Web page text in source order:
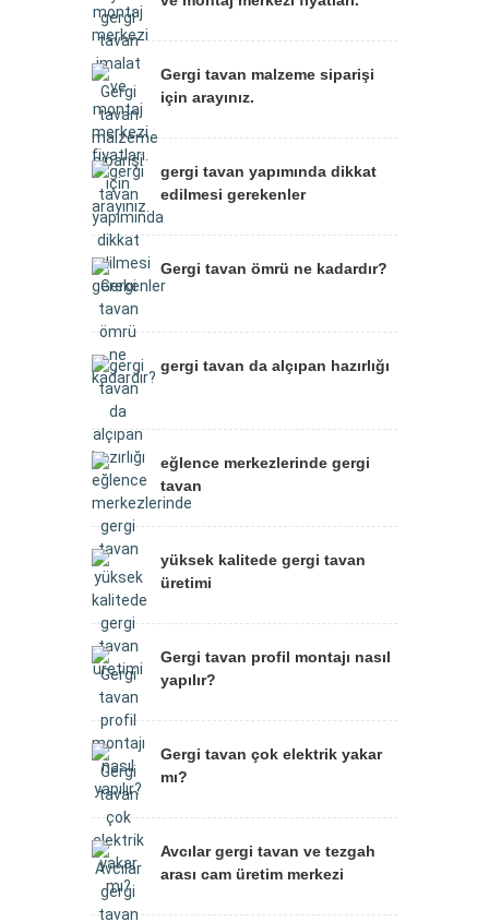
Gergi tavan malzeme siparişi
için arayınız.
gergi tavan yapımında dikkat
edilmesi gerekenler
Gergi tavan ömrü ne kadardır?
gergi tavan da alçıpan hazırlığı
eğlence merkezlerinde gergi
tavan
yüksek kalitede gergi tavan
üretimi
Gergi tavan profil montajı nasıl
yapılır?
Gergi tavan çok elektrik yakar
mı?
Avcılar gergi tavan ve tezgah
arası cam üretim merkezi